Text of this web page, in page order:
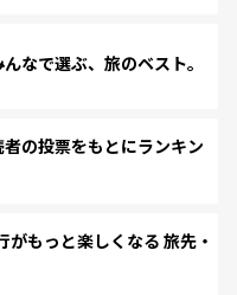
なで選ぶ、旅のベスト。
の投票をもとにランキン
もっと楽しくなる 旅先・